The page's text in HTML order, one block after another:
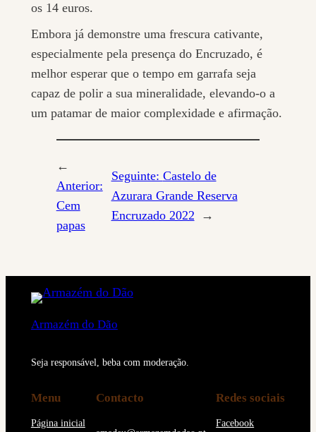
os 14 euros.
Embora já demonstre uma frescura cativante,
especialmente pela presença do Encruzado, é
melhor esperar que o tempo em garrafa seja
capaz de polir a sua mineralidade, elevando-o a
um patamar de maior complexidade e afirmação.
←
Anterior:
Cem
papas
Seguinte: Castelo de
Azurara Grande Reserva
Encruzado 2022
→
Armazém do Dão
Seja responsável, beba com moderação.
Menu
Página inicial
Contacto Redes sociais
Facebook